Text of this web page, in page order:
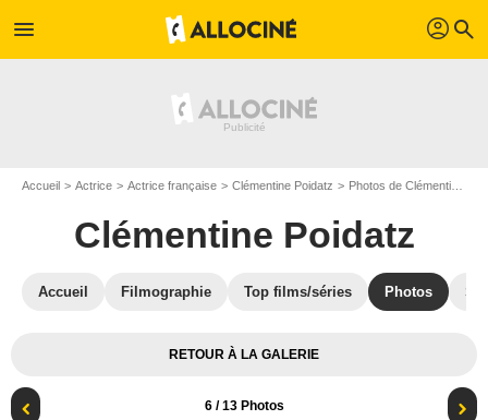
menu profil search
Accueil Actrice Actrice française Clémentine Poidatz Photos de Clémentine Poidatz
Clémentine Poidatz
Accueil Filmographie Top films/séries Photos
RETOUR À LA GALERIE
6/ 13 Photos